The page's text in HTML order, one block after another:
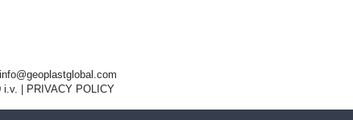
i.v. | PRIVACY POLICY